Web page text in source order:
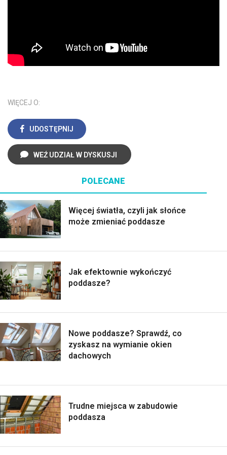
WIĘCEJ O:
UDOSTĘPNIJ
WEŹ UDZIAŁ W DYSKUSJI
POLECANE
Więcej światła, czyli jak słońce
może zmieniać poddasze
Jak efektownie wykończyć
poddasze?
Nowe poddasze? Sprawdź, co
zyskasz na wymianie okien
dachowych
Trudne miejsca w zabudowie
poddasza